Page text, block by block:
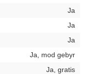
Ja
Ja
Ja
Ja, mod gebyr
Ja, gratis